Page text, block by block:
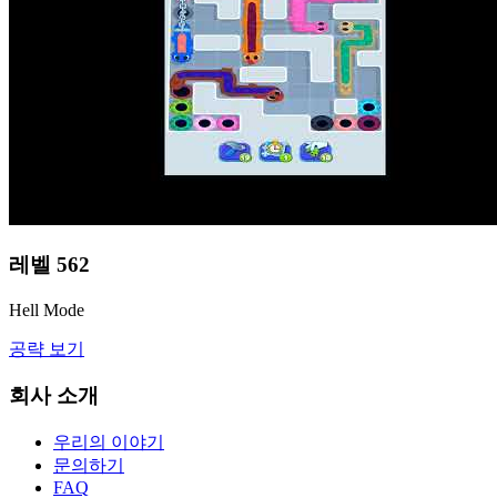
레벨 562
Hell Mode
공략 보기
회사 소개
우리의 이야기
문의하기
FAQ